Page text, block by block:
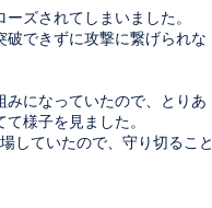
ズされてしまいました。
破できずに攻撃に繋げられな
になっていたので、とりあ
様子を見ました。
していたので、守り切ること